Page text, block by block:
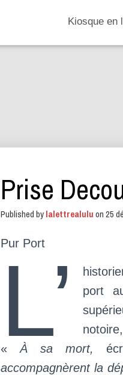
Kiosque en
Prise
Published bylalettrealuluon25
Pur Port
L’
port
« À sa mort,
accompagnèrent la